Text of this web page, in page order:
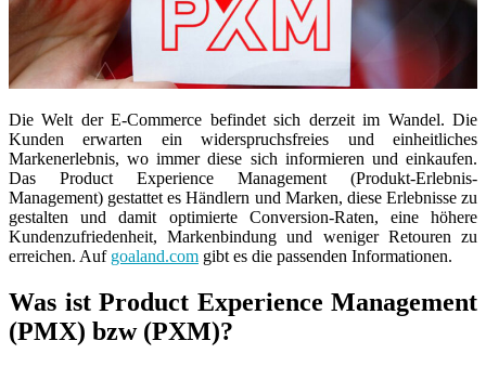
Die Welt der E-Commerce befindet sich derzeit im Wandel. Die
Kunden erwarten ein widerspruchsfreies und einheitliches
Markenerlebnis, wo immer diese sich informieren und einkaufen.
Das Product Experience Management (Produkt-Erlebnis-
Management) gestattet es Händlern und Marken, diese Erlebnisse zu
gestalten und damit optimierte Conversion-Raten, eine höhere
Kundenzufriedenheit, Markenbindung und weniger Retouren zu
erreichen. Auf goaland.com gibt es die passenden Informationen.
Was ist Product Experience Management
(PMX) bzw (PXM)?